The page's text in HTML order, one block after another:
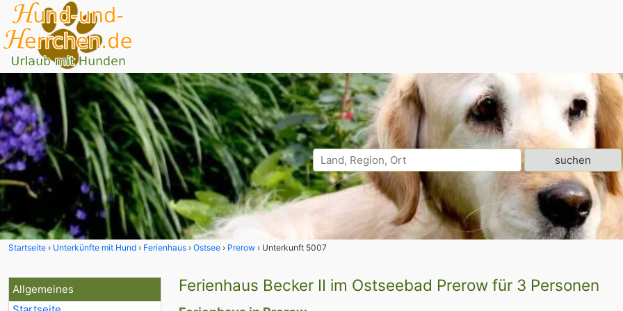
Startseite Unterkünfte mit Hund Ferienhaus Ostsee Prerow Unterkunft 5007
Allgemeines
Ferienhaus Becker II im Ostseebad Prerow für 3 Personen